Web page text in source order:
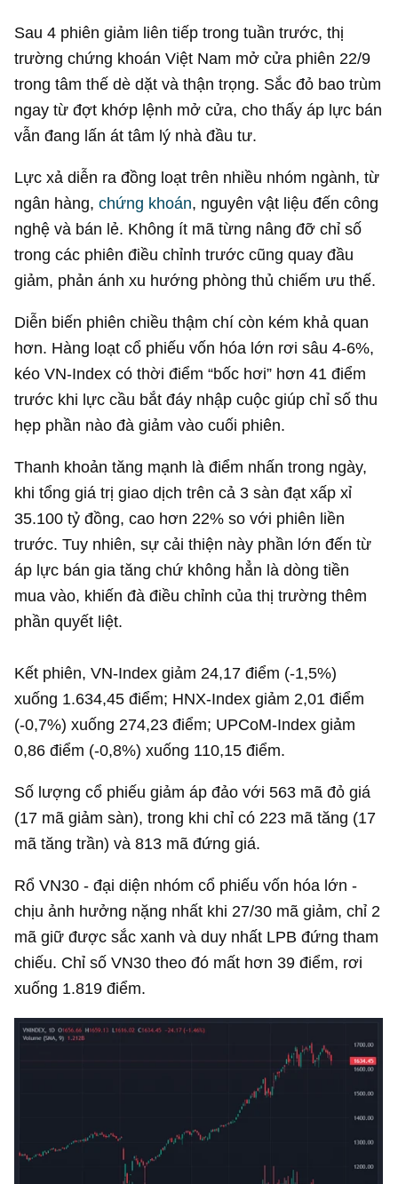
Sau 4 phiên giảm liên tiếp trong tuần trước, thị
trường chứng khoán Việt Nam mở cửa phiên 22/9
trong tâm thế dè dặt và thận trọng. Sắc đỏ bao trùm
ngay từ đợt khớp lệnh mở cửa, cho thấy áp lực bán
vẫn đang lấn át tâm lý nhà đầu tư.
Lực xả diễn ra đồng loạt trên nhiều nhóm ngành, từ
ngân hàng,chứng khoán, nguyên vật liệu đến công
nghệ và bán lẻ. Không ít mã từng nâng đỡ chỉ số
trong các phiên điều chỉnh trước cũng quay đầu
giảm, phản ánh xu hướng phòng thủ chiếm ưu thế.
Diễn biến phiên chiều thậm chí còn kém khả quan
hơn. Hàng loạt cổ phiếu vốn hóa lớn rơi sâu 4-6%,
kéo VN-Index có thời điểm “bốc hơi” hơn 41 điểm
trước khi lực cầu bắt đáy nhập cuộc giúp chỉ số thu
hẹp phần nào đà giảm vào cuối phiên.
Thanh khoản tăng mạnh là điểm nhấn trong ngày,
khi tổng giá trị giao dịch trên cả 3 sàn đạt xấp xỉ
35.100 tỷ đồng, cao hơn 22% so với phiên liền
trước. Tuy nhiên, sự cải thiện này phần lớn đến từ
áp lực bán gia tăng chứ không hẳn là dòng tiền
mua vào, khiến đà điều chỉnh của thị trường thêm
phần quyết liệt.
Kết phiên, VN-Index giảm 24,17 điểm (-1,5%)
xuống 1.634,45 điểm; HNX-Index giảm 2,01 điểm
(-0,7%) xuống 274,23 điểm; UPCoM-Index giảm
0,86 điểm (-0,8%) xuống 110,15 điểm.
Số lượng cổ phiếu giảm áp đảo với 563 mã đỏ giá
(17 mã giảm sàn), trong khi chỉ có 223 mã tăng (17
mã tăng trần) và 813 mã đứng giá.
Rổ VN30 - đại diện nhóm cổ phiếu vốn hóa lớn -
chịu ảnh hưởng nặng nhất khi 27/30 mã giảm, chỉ 2
mã giữ được sắc xanh và duy nhất LPB đứng tham
chiếu. Chỉ số VN30 theo đó mất hơn 39 điểm, rơi
xuống 1.819 điểm.